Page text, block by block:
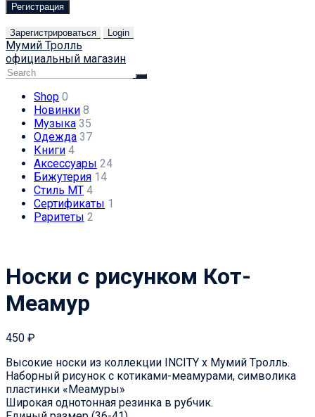
Регистрация
Зарегистрироваться Login
Мумий Тролль
официальный магазин
Shop 0
Новинки 8
Музыка 35
Одежда 37
Книги 4
Аксессуары 24
Бижутерия 14
Стиль МТ 4
Сертификаты 1
Раритеты 2
Носки с рисунком Кот-
Меамур
450 ₽
Высокие носки из коллекции INCITY х Мумий Tролль.
Наборный рисунок с котиками-меамурами, символика
пластинки «Меамуры»
Широкая однотонная резинка в рубчик.